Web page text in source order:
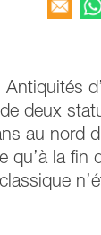
deux
au nord
qu’à la fin